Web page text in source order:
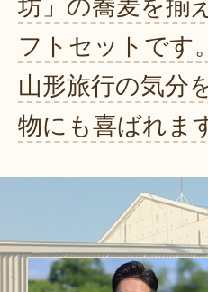
坊」の蕎麦を揃
フトセットです
山形旅行の気分
物にも喜ばれま